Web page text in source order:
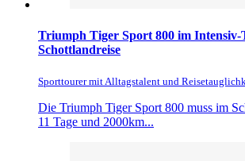
Triumph Tiger Sport 800 im Intensiv-
Schottlandreise
Sporttourer mit Alltagstalent und
Die Triumph Tiger Sport 800 muss im
11 Tage und 2000km...